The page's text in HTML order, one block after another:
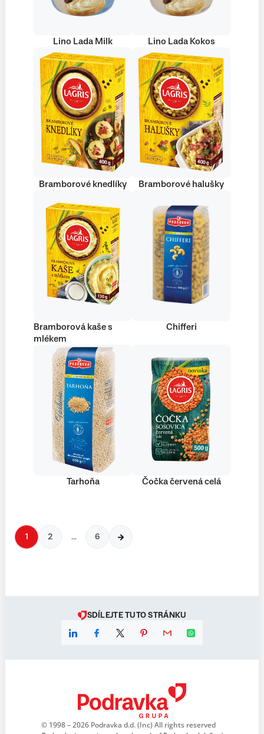
Lino Lada Milk Lino Lada Kokos
Bramborové knedlíky Bramborové halušky
Bramborová kaše s
mlékem
Chifferi
Tarhoňa Čočka červená celá
1 2 … 6
SDÍLEJTE TUTO STRÁNKU
© 1998 – 2026 Podravka d.d. (Inc) All rights reserved